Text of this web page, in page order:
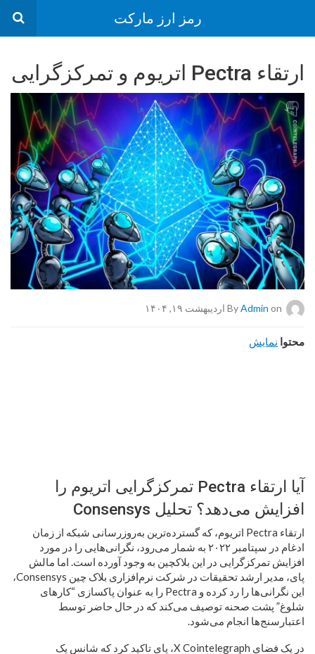
رمز ارز مارکت
ارتقاء Pectra اتریوم و تمرکزگرایی
By Admin on اردیبهشت ۱۹, ۱۴۰۴
محتوا نمایش
آیا ارتقاء Pectra تمرکزگرایی اتریوم را
افزایش می‌دهد؟ تحلیل Consensys
ارتقاء Pectra اتریوم، که گسترده‌ترین به‌روزرسانی شبکه از زمان
ادغام در سپتامبر ۲۰۲۲ به شمار می‌رود، نگرانی‌هایی را در مورد
افزایش تمرکزگرایی در این بلاکچین به وجود آورده است. اما مالش
پای، مدیر ارشد تحقیقات در شرکت نرم‌افزاری بلاک چین Consensys،
این نگرانی‌ها را رد کرده و Pectra را به عنوان پاکسازی “کارهای
شلوغ” پشت صحنه توصیف می‌کند که در حال حاضر توسط
اعتبارسنج‌ها انجام می‌شود.
در یک فضای X Cointelegraph، پای تاکید کرد که شانس یک